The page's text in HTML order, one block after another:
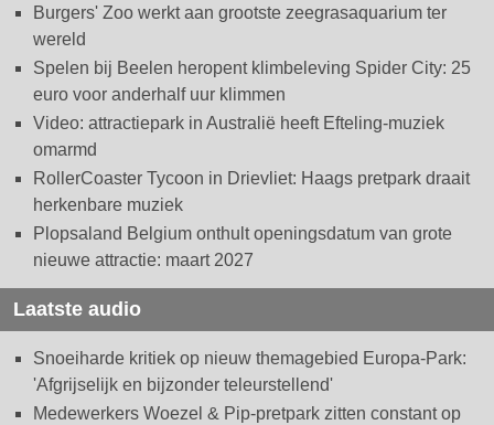
Burgers' Zoo werkt aan grootste zeegrasaquarium ter
wereld
Spelen bij Beelen heropent klimbeleving Spider City: 25
euro voor anderhalf uur klimmen
Video: attractiepark in Australië heeft Efteling-muziek
omarmd
RollerCoaster Tycoon in Drievliet: Haags pretpark draait
herkenbare muziek
Plopsaland Belgium onthult openingsdatum van grote
nieuwe attractie: maart 2027
Laatste audio
Snoeiharde kritiek op nieuw themagebied Europa-Park:
'Afgrijselijk en bijzonder teleurstellend'
Medewerkers Woezel & Pip-pretpark zitten constant op